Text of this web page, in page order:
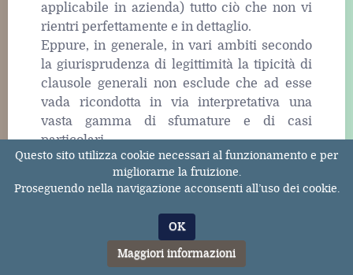
applicabile in azienda) tutto ciò che non vi
rientri perfettamente e in dettaglio.
Eppure, in generale, in vari ambiti secondo
la giurisprudenza di legittimità la tipicità di
clausole generali non esclude che ad esse
vada ricondotta in via interpretativa una
vasta gamma di sfumature e di casi
particolari .
Una siffatta esasperazione del concetto di
tipicità sarebbe un vero e proprio unicum
nella giurisprudenza della S.C. e della Corte
cost.: non troverebbe riscontro neppure nei
più rigorosi criteri penalistici, atteso che per
costante giurisprudenza sono pur sempre
Questo sito utilizza cookie necessari al funzionamento e per
migliorarne la fruizione.
Proseguendo nella navigazione acconsenti all’uso dei cookie.
OK
Maggiori informazioni